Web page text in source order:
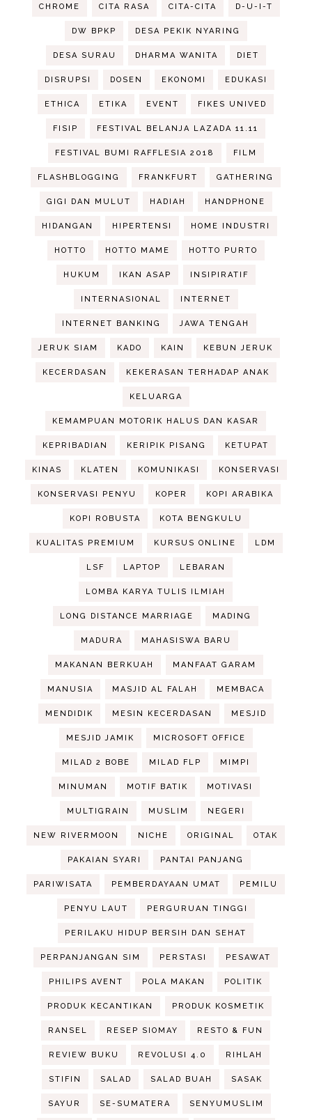
CHROME CITA RASA CITA-CITA D-U-I-T
DW BPKP DESA PEKIK NYARING
DESA SURAU DHARMA WANITA DIET
DISRUPSI DOSEN EKONOMI EDUKASI
ETHICA ETIKA EVENT FIKES UNIVED
FISIP FESTIVAL BELANJA LAZADA 11.11
FESTIVAL BUMI RAFFLESIA 2018 FILM
FLASHBLOGGING FRANKFURT GATHERING
GIGI DAN MULUT HADIAH HANDPHONE
HIDANGAN HIPERTENSI HOME INDUSTRI
HOTTO HOTTO MAME HOTTO PURTO
HUKUM IKAN ASAP INSIPIRATIF
INTERNASIONAL INTERNET
INTERNET BANKING JAWA TENGAH
JERUK SIAM KADO KAIN KEBUN JERUK
KECERDASAN KEKERASAN TERHADAP ANAK
KELUARGA
KEMAMPUAN MOTORIK HALUS DAN KASAR
KEPRIBADIAN KERIPIK PISANG KETUPAT
KINAS KLATEN KOMUNIKASI KONSERVASI
KONSERVASI PENYU KOPER KOPI ARABIKA
KOPI ROBUSTA KOTA BENGKULU
KUALITAS PREMIUM KURSUS ONLINE LDM
LSF LAPTOP LEBARAN
LOMBA KARYA TULIS ILMIAH
LONG DISTANCE MARRIAGE MADING
MADURA MAHASISWA BARU
MAKANAN BERKUAH MANFAAT GARAM
MANUSIA MASJID AL FALAH MEMBACA
MENDIDIK MESIN KECERDASAN MESJID
MESJID JAMIK MICROSOFT OFFICE
MILAD 2 BOBE MILAD FLP MIMPI
MINUMAN MOTIF BATIK MOTIVASI
MULTIGRAIN MUSLIM NEGERI
NEW RIVERMOON NICHE ORIGINAL OTAK
PAKAIAN SYARI PANTAI PANJANG
PARIWISATA PEMBERDAYAAN UMAT PEMILU
PENYU LAUT PERGURUAN TINGGI
PERILAKU HIDUP BERSIH DAN SEHAT
PERPANJANGAN SIM PERSTASI PESAWAT
PHILIPS AVENT POLA MAKAN POLITIK
PRODUK KECANTIKAN PRODUK KOSMETIK
RANSEL RESEP SIOMAY RESTO & FUN
REVIEW BUKU REVOLUSI 4.0 RIHLAH
STIFIN SALAD SALAD BUAH SASAK
SAYUR SE-SUMATERA SENYUMUSLIM